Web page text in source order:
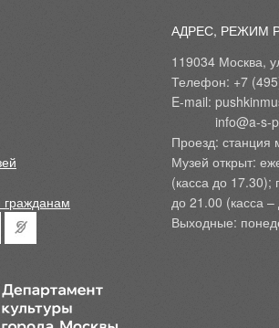
АДРЕС, РЕЖИМ
119034 Москва,
Телефон: +7
E-mail:
Проезд: станция
Музей открыт:
(касса до 17.30);
до 21.00 (касса
Выходные: